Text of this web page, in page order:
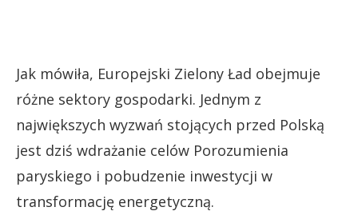
Jak mówiła, Europejski Zielony Ład obejmuje
różne sektory gospodarki. Jednym z
największych wyzwań stojących przed Polską
jest dziś wdrażanie celów Porozumienia
paryskiego i pobudzenie inwestycji w
transformację energetyczną.